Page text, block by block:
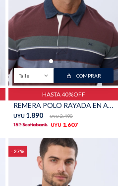
Talle COMPRAR
HASTA 40%OFF
REMERA POLO RAYADA EN ALGODÓN - Bordo
UYU 1.890 UYU 2.490
UYU 1.607
27